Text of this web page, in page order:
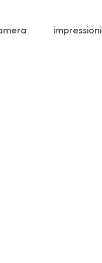
impressioni